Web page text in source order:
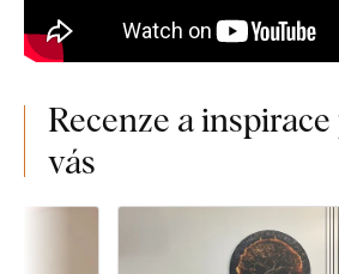
Recenze a
vás